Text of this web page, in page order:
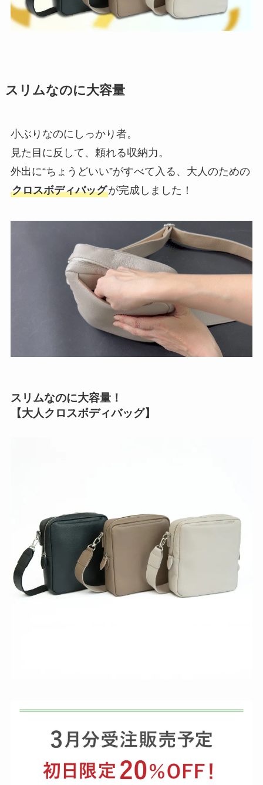
スリムなのに大容量
小ぶりなのにしっかり者。
見た目に反して、頼れる収納力。
外出に“ちょうどいい”がすべて入る、大人のための
クロスボディバッグが完成しました！
スリムなのに大容量！
【大人クロスボディバッグ】